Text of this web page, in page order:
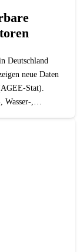
Deutschland
neue Daten
Stat).
Wasser-,…